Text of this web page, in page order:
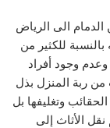
اثاث من الدمام الى الرياض
للكثير من
وجود أفراد
ربة المنزل بذل
وتغليفها بل
الأثاث إلى